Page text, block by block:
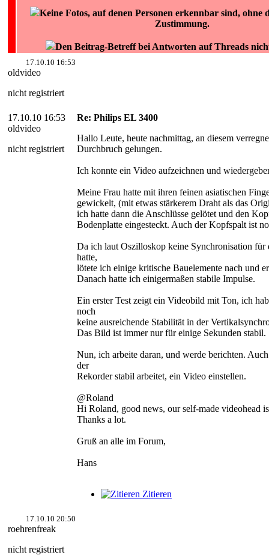
Keine Fotos, auf denen Personen erkennbar sind, ohne
Zustimmung.
Den Beitrag-Betreff bei Antworten auf Threads
17.10.10 16:53
oldvideo
nicht registriert
17.10.10 16:53
oldvideo
nicht registriert
Re: Philips EL 3400
Hallo Leute, heute nachmittag, an diesem
Durchbruch gelungen.
Ich konnte ein Video aufzeichnen und
Meine Frau hatte mit ihren feinen asiatischen
gewickelt, (mit etwas stärkerem Draht als das
ich hatte dann die Anschlüsse gelötet und den
Bodenplatte eingesteckt. Auch der Kopfspalt ist
Da ich laut Oszilloskop keine Synchronisation für
hatte,
lötete ich einige kritische Bauelemente nach und
Danach hatte ich einigermaßen stabile Impulse.
Ein erster Test zeigt ein Videobild mit Ton, ich
noch
keine ausreichende Stabilität in der
Das Bild ist immer nur für einige Sekunden stabil.
Nun, ich arbeite daran, und werde berichten.
der
Rekorder stabil arbeitet, ein Video einstellen.
@Roland
Hi Roland, good news, our self-made videohead
Thanks a lot.
Gruß an alle im Forum,
Hans
Zitieren
17.10.10 20:50
roehrenfreak
nicht registriert